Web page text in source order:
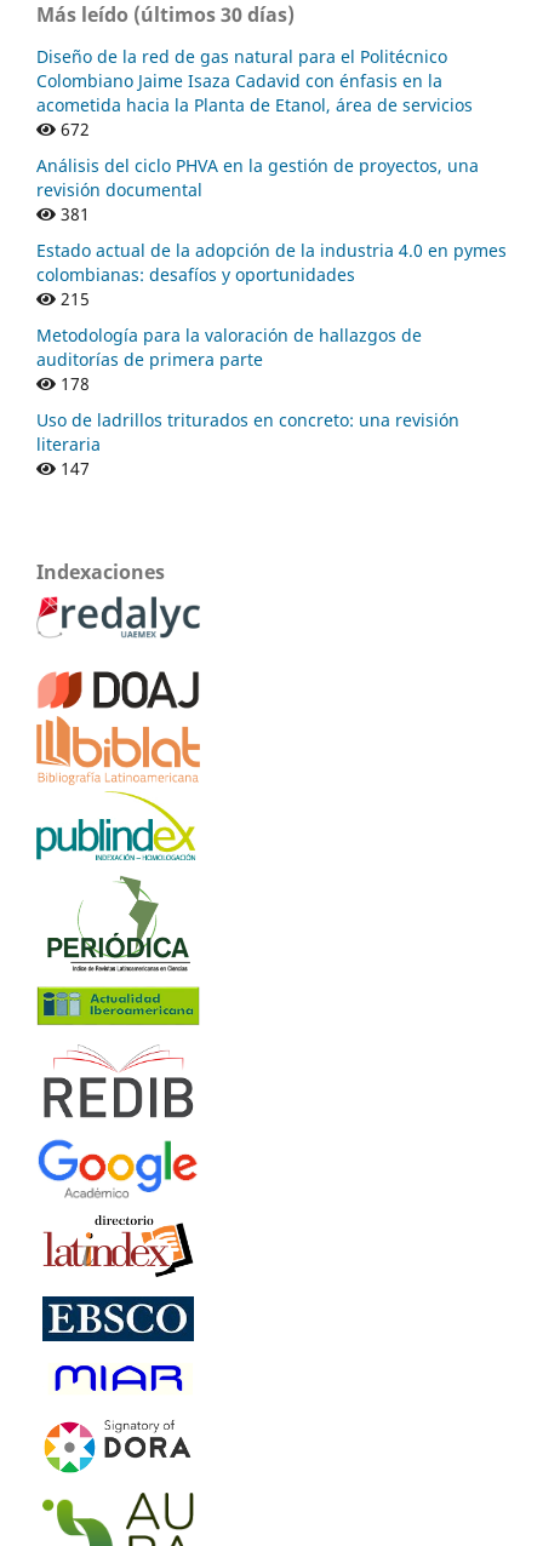
Más leído (últimos 30 días)
Diseño de la red de gas natural para el Politécnico
Colombiano Jaime Isaza Cadavid con énfasis en la
acometida hacia la Planta de Etanol, área de servicios
672
Análisis del ciclo PHVA en la gestión de proyectos, una
revisión documental
381
Estado actual de la adopción de la industria 4.0 en pymes
colombianas: desafíos y oportunidades
215
Metodología para la valoración de hallazgos de
auditorías de primera parte
178
Uso de ladrillos triturados en concreto: una revisión
literaria
147
Indexaciones